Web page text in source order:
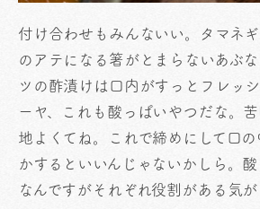
付け合わせもみんないい。タマネ
のアテになる箸がとまらないあぶ
ツの酢漬けは口内がすっとフレッ
ーヤ、これも酸っぱいやつだな。
地よくてね。これで締めにして口
かするといいんじゃないかしら。
なんですがそれぞれ役割がある気が